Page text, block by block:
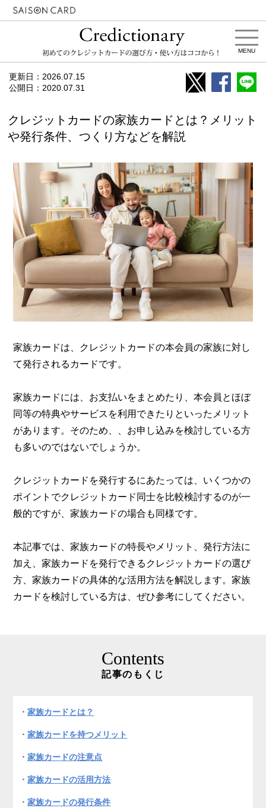
MENU
更新日： 2026.07.15
公開日： 2020.07.31
クレジットカードの家族カードとは？メリット
や発行条件、つくり方などを解説
家族カードは、クレジットカードの本会員の家族に対し
て発行されるカードです。
家族カードには、お支払いをまとめたり、本会員とほぼ
同等の特典やサービスを利用できたりといったメリット
があります。そのため、、お申し込みを検討している方
も多いのではないでしょうか。
クレジットカードを発行するにあたっては、いくつかの
ポイントでクレジットカード同士を比較検討するのが一
般的ですが、家族カードの場合も同様です。
本記事では、家族カードの特長やメリット、発行方法に
加え、家族カードを発行できるクレジットカードの選び
方、家族カードの具体的な活用方法を解説します。家族
カードを検討している方は、ぜひ参考にしてください。
Contents
記事のもくじ
家族カードとは？
家族カードを持つメリット
家族カードの注意点
家族カードの活用方法
家族カードの発行条件